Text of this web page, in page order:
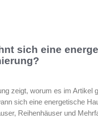
sich eine
zeigt, worum es im Artikel
sich eine energetische
Reihenhäuser und